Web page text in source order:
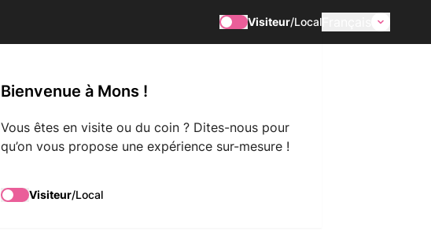
Visiteur/Local
Bienvenue à Mons !
Vous êtes en visite ou du coin ? Dites-nous pour
qu’on vous propose une expérience sur-mesure !
Visiteur/Local